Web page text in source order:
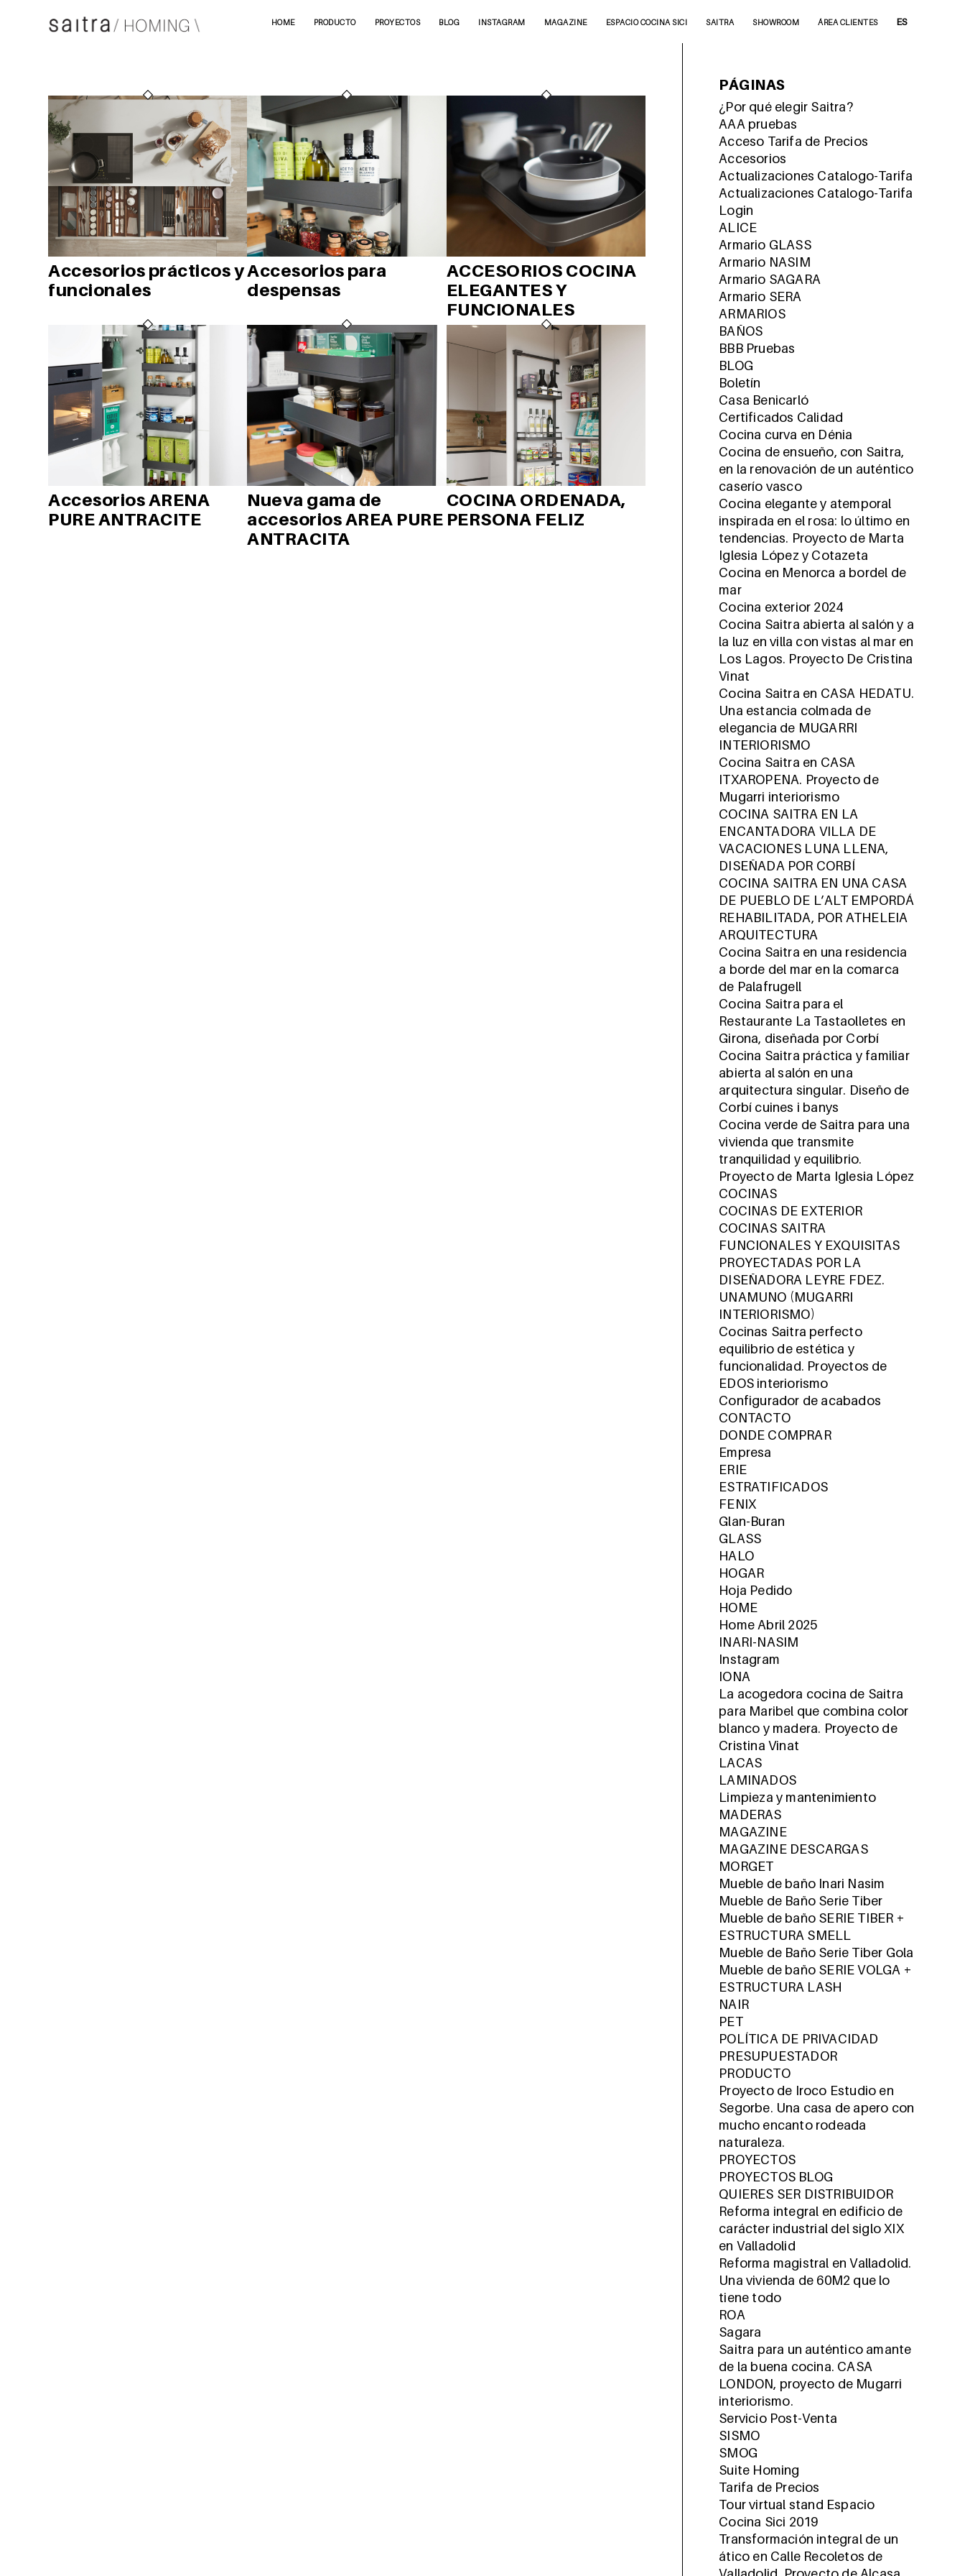
HOME PRODUCTO PROYECTOS BLOG INSTAGRAM MAGAZINE ESPACIO COCINA SICI SAITRA SHOWROOM ÁREA CLIENTES ES
Accesorios prácticos y
funcionales
Accesorios para
despensas
ACCESORIOS COCINA
ELEGANTES Y
FUNCIONALES
Accesorios ARENA
PURE ANTRACITE
Nueva gama de
accesorios AREA PURE
ANTRACITA
COCINA ORDENADA,
PERSONA FELIZ
PÁGINAS
¿Por qué elegir Saitra?
AAA pruebas
Acceso Tarifa de Precios
Accesorios
Actualizaciones Catalogo-Tarifa
Actualizaciones Catalogo-Tarifa
Login
ALICE
Armario GLASS
Armario NASIM
Armario SAGARA
Armario SERA
ARMARIOS
BAÑOS
BBB Pruebas
BLOG
Boletín
Casa Benicarló
Certificados Calidad
Cocina curva en Dénia
Cocina de ensueño, con Saitra,
en la renovación de un auténtico
caserío vasco
Cocina elegante y atemporal
inspirada en el rosa: lo último en
tendencias. Proyecto de Marta
Iglesia López y Cotazeta
Cocina en Menorca a bordel de
mar
Cocina exterior 2024
Cocina Saitra abierta al salón y a
la luz en villa con vistas al mar en
Los Lagos. Proyecto De Cristina
Vinat
Cocina Saitra en CASA HEDATU.
Una estancia colmada de
elegancia de MUGARRI
INTERIORISMO
Cocina Saitra en CASA
ITXAROPENA. Proyecto de
Mugarri interiorismo
COCINA SAITRA EN LA
ENCANTADORA VILLA DE
VACACIONES LUNA LLENA,
DISEÑADA POR CORBÍ
COCINA SAITRA EN UNA CASA
DE PUEBLO DE L’ALT EMPORDÁ
REHABILITADA, POR ATHELEIA
ARQUITECTURA
Cocina Saitra en una residencia
a borde del mar en la comarca
de Palafrugell
Cocina Saitra para el
Restaurante La Tastaolletes en
Girona, diseñada por Corbí
Cocina Saitra práctica y familiar
abierta al salón en una
arquitectura singular. Diseño de
Corbí cuines i banys
Cocina verde de Saitra para una
vivienda que transmite
tranquilidad y equilibrio.
Proyecto de Marta Iglesia López
COCINAS
COCINAS DE EXTERIOR
COCINAS SAITRA
FUNCIONALES Y EXQUISITAS
PROYECTADAS POR LA
DISEÑADORA LEYRE FDEZ.
UNAMUNO (MUGARRI
INTERIORISMO)
Cocinas Saitra perfecto
equilibrio de estética y
funcionalidad. Proyectos de
EDOS interiorismo
Configurador de acabados
CONTACTO
DONDE COMPRAR
Empresa
ERIE
ESTRATIFICADOS
FENIX
Glan-Buran
GLASS
HALO
HOGAR
Hoja Pedido
HOME
Home Abril 2025
INARI-NASIM
Instagram
IONA
La acogedora cocina de Saitra
para Maribel que combina color
blanco y madera. Proyecto de
Cristina Vinat
LACAS
LAMINADOS
Limpieza y mantenimiento
MADERAS
MAGAZINE
MAGAZINE DESCARGAS
MORGET
Mueble de baño Inari Nasim
Mueble de Baño Serie Tiber
Mueble de baño SERIE TIBER +
ESTRUCTURA SMELL
Mueble de Baño Serie Tiber Gola
Mueble de baño SERIE VOLGA +
ESTRUCTURA LASH
NAIR
PET
POLÍTICA DE PRIVACIDAD
PRESUPUESTADOR
PRODUCTO
Proyecto de Iroco Estudio en
Segorbe. Una casa de apero con
mucho encanto rodeada
naturaleza.
PROYECTOS
PROYECTOS BLOG
QUIERES SER DISTRIBUIDOR
Reforma integral en edificio de
carácter industrial del siglo XIX
en Valladolid
Reforma magistral en Valladolid.
Una vivienda de 60M2 que lo
tiene todo
ROA
Sagara
Saitra para un auténtico amante
de la buena cocina. CASA
LONDON, proyecto de Mugarri
interiorismo.
Servicio Post-Venta
SISMO
SMOG
Suite Homing
Tarifa de Precios
Tour virtual stand Espacio
Cocina Sici 2019
Transformación integral de un
ático en Calle Recoletos de